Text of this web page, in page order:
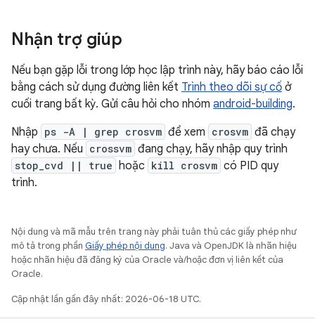
Nhận trợ giúp
Nếu bạn gặp lỗi trong lớp học lập trình này, hãy báo cáo lỗi
bằng cách sử dụng đường liên kết Trình theo dõi sự cố ở
cuối trang bất kỳ. Gửi câu hỏi cho nhóm android-building.
Nhập ps -A | grep crosvm để xem crosvm đã chạy
hay chưa. Nếu crossvm đang chạy, hãy nhập quy trình
stop_cvd || true hoặc kill crosvm có PID quy
trình.
Nội dung và mã mẫu trên trang này phải tuân thủ các giấy phép như
mô tả trong phần Giấy phép nội dung. Java và OpenJDK là nhãn hiệu
hoặc nhãn hiệu đã đăng ký của Oracle và/hoặc đơn vị liên kết của
Oracle.
Cập nhật lần gần đây nhất: 2026-06-18 UTC.